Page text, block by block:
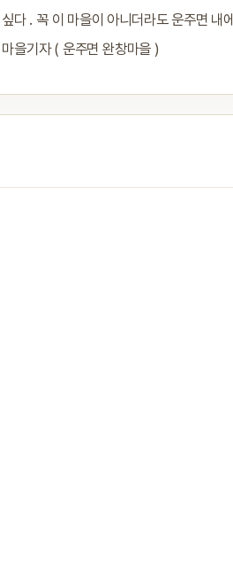
다 . 꼭 이 마을이 아니더라도 운주면 내에
을기자 ( 운주면 완창마을 )